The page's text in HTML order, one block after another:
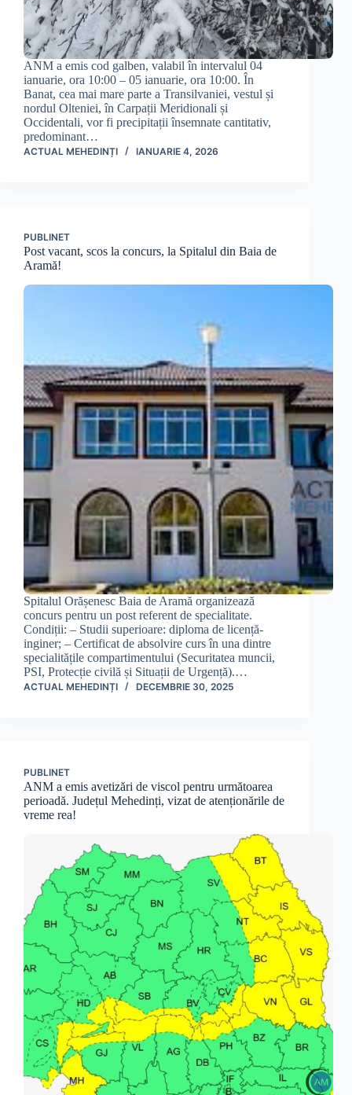
ANM a emis cod galben, valabil în intervalul 04
ianuarie, ora 10:00 – 05 ianuarie, ora 10:00. În
Banat, cea mai mare parte a Transilvaniei, vestul și
nordul Olteniei, în Carpații Meridionali și
Occidentali, vor fi precipitații însemnate cantitativ,
predominant…
ACTUAL MEHEDINȚI IANUARIE 4, 2026
PUBLINET
Post vacant, scos la concurs, la Spitalul din Baia de
Aramă!
Spitalul Orășenesc Baia de Aramă organizează
concurs pentru un post referent de specialitate.
Condiții: – Studii superioare: diploma de licență-
inginer; – Certificat de absolvire curs în una dintre
specialitățile compartimentului (Securitatea muncii,
PSI, Protecție civilă și Situații de Urgență).…
ACTUAL MEHEDINȚI DECEMBRIE 30, 2025
PUBLINET
ANM a emis avetizări de viscol pentru următoarea
perioadă. Județul Mehedinți, vizat de atenționările de
vreme rea!